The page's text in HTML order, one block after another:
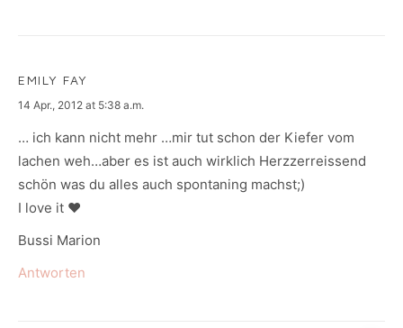
EMILY FAY
says:
14 Apr., 2012 at 5:38 a.m.
… ich kann nicht mehr …mir tut schon der Kiefer vom
lachen weh…aber es ist auch wirklich Herzzerreissend
schön was du alles auch spontaning machst;)
I love it ♥
Bussi Marion
Antworten